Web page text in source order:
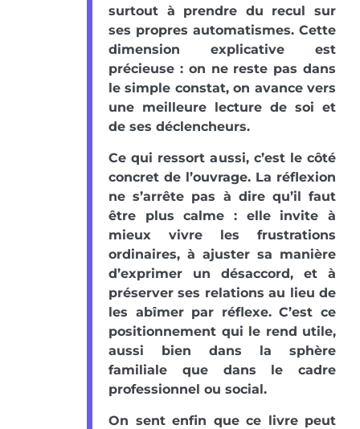
surtout à prendre du recul sur
ses propres automatismes. Cette
dimension explicative est
précieuse : on ne reste pas dans
le simple constat, on avance vers
une meilleure lecture de soi et
de ses déclencheurs.
Ce qui ressort aussi, c’est le côté
concret de l’ouvrage. La réflexion
ne s’arrête pas à dire qu’il faut
être plus calme : elle invite à
mieux vivre les frustrations
ordinaires, à ajuster sa manière
d’exprimer un désaccord, et à
préserver ses relations au lieu de
les abîmer par réflexe. C’est ce
positionnement qui le rend utile,
aussi bien dans la sphère
familiale que dans le cadre
professionnel ou social.
On sent enfin que ce livre peut